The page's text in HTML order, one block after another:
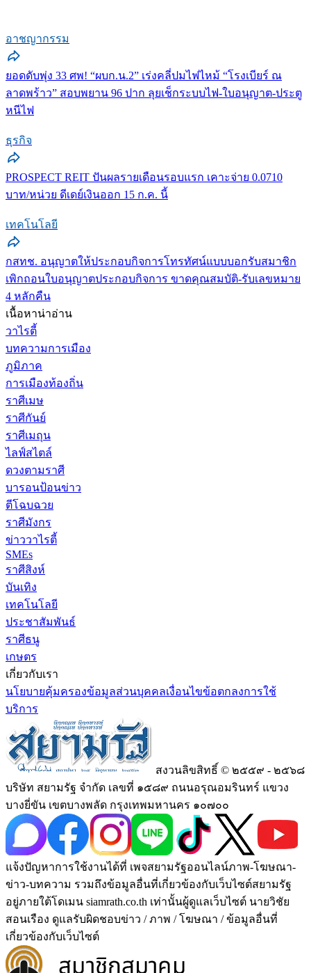
อาชญากรรม
ยอดดับพุ่ง 33 ศพ! “ผบก.น.2” เร่งคลี่ปมไฟไหม้ “โรงเบียร์ ณ
ลาดพร้าว” สอบพยาน 96 ปาก ลุยเช็กระบบไฟ-ใบอนุญาต-ประตู
หนีไฟ
ธุรกิจ
PROSPECT REIT ปันผลรายเดือนรอบแรก เคาะจ่าย 0.0710
บาท/หน่วย ดีเดย์เงินออก 15 ก.ค. นี้
เทคโนโลยี
กสทช. อนุญาตให้ประกอบกิจการโทรทัศน์แบบบอกรับสมาชิก
เพิกถอนใบอนุญาตประกอบกิจการ ขาดคุณสมบัติ-รับเลขหมาย
4 หลักคืน
เนื้อหาน่าอ่าน
วาไรตี้
บทความการเมือง
ภูมิภาค
การเมืองท้องถิ่น
ราศีเมษ
ราศีกันย์
ราศีเมถุน
ไลฟ์สไตล์
ดวงตามราศี
บารอนป้อนข่าว
ตีโฉบฉวย
ราศีมังกร
ข่าววาไรตี้
SMEs
ราศีสิงห์
บันเทิง
เทคโนโลยี
ประชาสัมพันธ์
ราศีธนู
เกษตร
เกี่ยวกับเรา
นโยบายคุ้มครองข้อมูลส่วนบุคคลเงื่อนไขข้อตกลงการใช้
บริการ
สงวนลิขสิทธิ์ © ๒๕๕๙ - ๒๕๖๘
บริษัท สยามรัฐ จำกัด เลขที่ ๑๕๘๙ ถนนอรุณอมรินทร์ แขวง
บางยี่ขัน เขตบางพลัด กรุงเทพมหานคร ๑๐๗๐๐
แจ้งปัญหาการใช้งานได้ที่ เพจสยามรัฐออนไลน์ภาพ-โฆษณา-
ข่าว-บทความ รวมถึงข้อมูลอื่นที่เกี่ยวข้องกับเว็บไซต์สยามรัฐ
อยู่ภายใต้โดเมน siamrath.co.th เท่านั้นผู้ดูแลเว็บไซต์ นายวิชัย
สอนเรือง ดูแลรับผิดชอบข่าว / ภาพ / โฆษณา / ข้อมูลอื่นที่
เกี่ยวข้องกับเว็บไซต์